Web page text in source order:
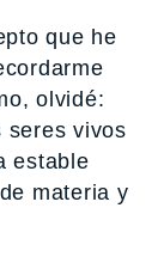
que he
olvidé:
seres vivos
estable
materia y